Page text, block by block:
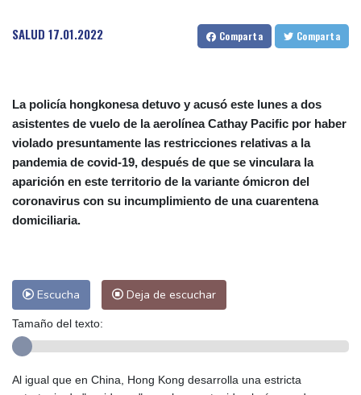
SALUD 17.01.2022 Comparta Comparta
La policía hongkonesa detuvo y acusó este lunes a dos
asistentes de vuelo de la aerolínea Cathay Pacific por haber
violado presuntamente las restricciones relativas a la
pandemia de covid-19, después de que se vinculara la
aparición en este territorio de la variante ómicron del
coronavirus con su incumplimiento de una cuarentena
domiciliaria.
Escucha Deja de escuchar
Tamaño del texto:
Al igual que en China, Hong Kong desarrolla una estricta